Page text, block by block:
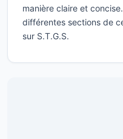
manière claire et
différentes sections de
sur S.T.G.S.